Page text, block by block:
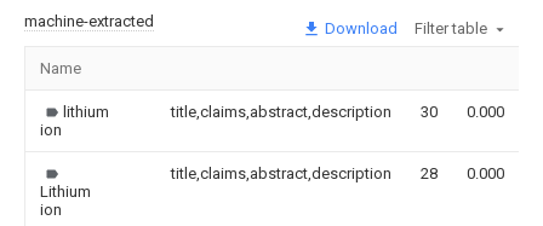
machine-extracted Download Filter table
Name
lithium
ion
title,claims,abstract,description 30 0.000
Lithium
ion
title,claims,abstract,description 28 0.000